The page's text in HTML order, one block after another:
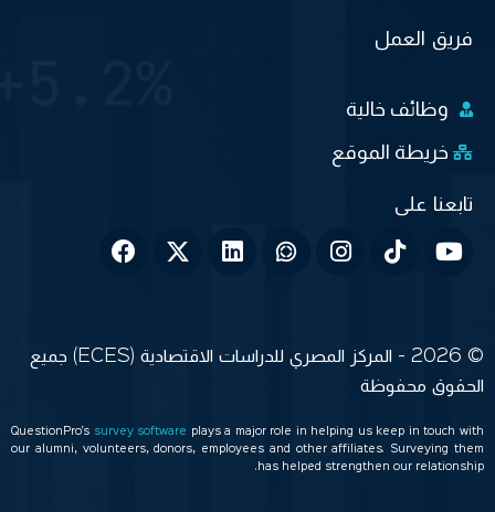
فريق العمل
وظائف خالية
خريطة الموقع
© 2026 - المركز المصري للدراسات الاقتصادية (ECES) جميع
الحقوق محفوظة
QuestionPro’s survey software
plays a major role in helping us keep in touch with
our alumni, volunteers, donors, employees and other affiliates. Surveying them
has helped strengthen our relationship.